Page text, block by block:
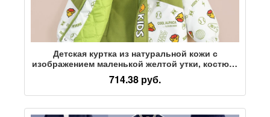
Детская куртка из натуральной кожи с
изображением маленькой желтой утки, костюм-
двойка, осенне-зимняя куртка-тройка для
девочек, трендовая детская куртка-двойка для
мальчиков
714.38 руб.